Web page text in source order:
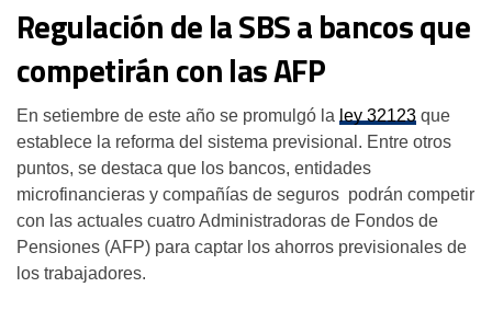
Regulación de la SBS a bancos que
competirán con las AFP
En setiembre de este año se promulgó la ley 32123 que
establece la reforma del sistema previsional. Entre otros
puntos, se destaca que los bancos, entidades
microfinancieras y compañías de seguros podrán competir
con las actuales cuatro Administradoras de Fondos de
Pensiones (AFP) para captar los ahorros previsionales de
los trabajadores.